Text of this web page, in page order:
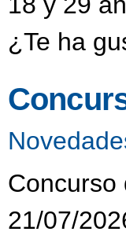
¿Te ha
Concurso
21/07/